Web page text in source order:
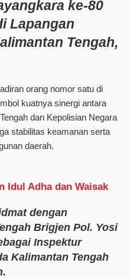
ke-80
Lapangan
Tengah,
orang nomor satu di
kuatnya sinergi antara
dan Kepolisian Negara
stabilitas keamanan serta
daerah.
Idul Adha dan Waisak
dengan
Brigjen Pol. Yosi
Inspektur
Kalimantan Tengah